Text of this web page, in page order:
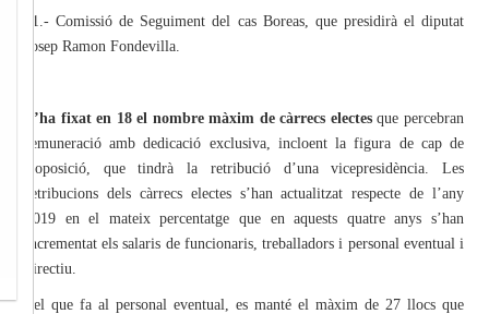
11.- Comissió de Seguiment del cas Boreas, que presidirà el diputat
Josep Ramon Fondevilla.
S’ha fixat en 18 el nombre màxim de càrrecs electesque percebran
remuneració amb dedicació exclusiva, incloent la figura de cap de
l’oposició, que tindrà la retribució d’una vicepresidència. Les
retribucions dels càrrecs electes s’han actualitzat respecte de l’any
2019 en el mateix percentatge que en aquests quatre anys s’han
incrementat els salaris de funcionaris, treballadors i personal eventual i
directiu.
Pel que fa al personal eventual, es manté el màxim de 27 llocs que